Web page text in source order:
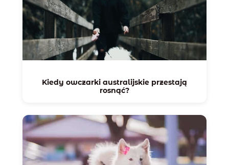
Kiedy owczarki australijskie przestają
rosnąć?